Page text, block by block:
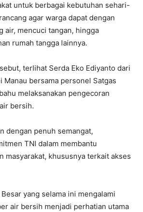
untuk berbagai kebutuhan sehari-
agar warga dapat dengan
air, mencuci tangan, hingga
rumah tangga lainnya.
terlihat Serda Eko Ediyanto dari
Manau bersama personel Satgas
melaksanakan pengecoran
bersih.
dengan penuh semangat,
TNI dalam membantu
masyarakat, khususnya terkait akses
yang selama ini mengalami
air bersih menjadi perhatian utama